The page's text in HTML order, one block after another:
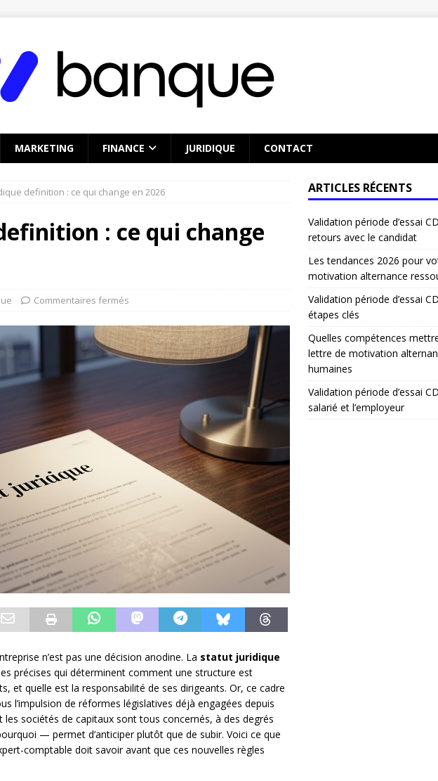
MARKETING FINANCE JURIDIQUE CONTACT
definition : ce qui change en 2026
: ce qui change
Commentaires fermés
n’est pas une décision anodine. La statut juridique
précises qui déterminent comment une structure est
et quelle est la responsabilité de ses dirigeants. Or, ce cadre
l’impulsion de réformes législatives déjà engagées depuis
sociétés de capitaux sont tous concernés, à des degrés
— permet d’anticiper plutôt que de subir. Voici ce que
comptable doit savoir avant que ces nouvelles règles
ARTICLES RÉCENTS
Validation période d’essai
retours avec le candidat
Les tendances 2026 pour
motivation alternance
Validation période d’essai
étapes clés
Quelles compétences
lettre de motivation
humaines
Validation période d’essai
salarié et l’employeur